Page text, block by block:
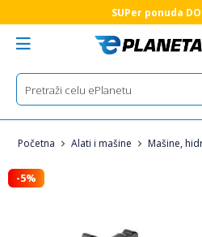
SUPer ponuda
Početna Alati i mašine Mašine,
-5%